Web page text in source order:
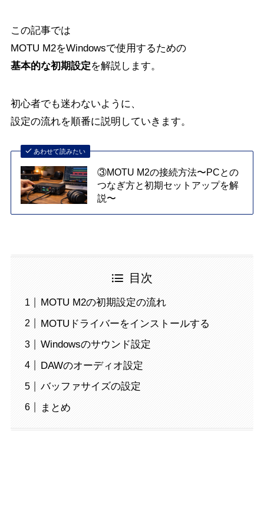
この記事では
MOTU M2をWindowsで使用するための
基本的な初期設定を解説します。
初心者でも迷わないように、
設定の流れを順番に説明していきます。
あわせて読みたい
③MOTU M2の接続方法〜PCとの
つなぎ方と初期セットアップを解
説〜
目次
MOTU M2の初期設定の流れ
MOTUドライバーをインストールする
Windowsのサウンド設定
DAWのオーディオ設定
バッファサイズの設定
まとめ